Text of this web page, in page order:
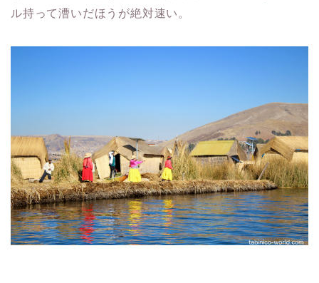
ル持って漕いだほうが絶対速い。